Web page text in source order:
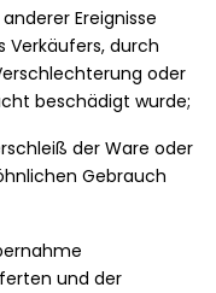
Ereignisse
Verkäufers, durch
oder
beschädigt wurde;
der Ware oder
Gebrauch
und der